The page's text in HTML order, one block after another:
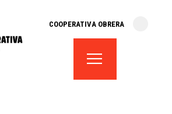
COOPERATIVA OBRERA
fes-te soci